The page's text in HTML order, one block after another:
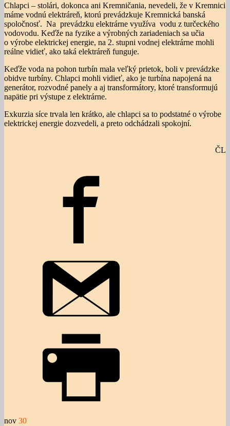
Chlapci – stolári, dokonca ani Kremničania, nevedeli, že v Kremnici
máme vodnú elektráreň, ktorú prevádzkuje Kremnická banská
spoločnosť. Na prevádzku elektrárne využíva vodu z turčeckého
vodovodu. Keďže na fyzike a výrobných zariadeniach sa učia
o výrobe elektrickej energie, na 2. stupni vodnej elektrárne mohli
reálne vidieť, ako taká elektráreň funguje.
Keďže voda na pohon turbín mala veľký prietok, boli v prevádzke
obidve turbíny. Chlapci mohli vidieť, ako je turbína napojená na
generátor, rozvodné panely a aj transformátory, ktoré transformujú
napätie pri výstupe z elektrárne.
Exkurzia síce trvala len krátko, ale chlapci sa to podstatné o výrobe
elektrickej energie dozvedeli, a preto odchádzali spokojní.
ČL
nov 30